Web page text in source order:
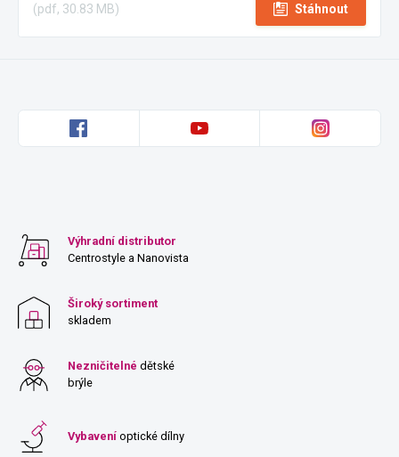
(pdf, 30.83 MB) Stáhnout
Výhradní distributor
Centrostyle a Nanovista
Široký sortiment
skladem
Nezničitelné dětské
brýle
Vybavení optické dílny